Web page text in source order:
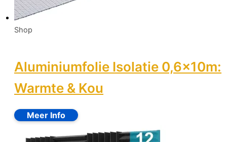
Shop
Aluminiumfolie Isolatie 0,6x10m:
Warmte & Kou